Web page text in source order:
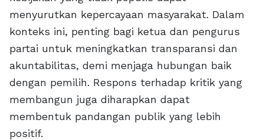
menyurutkan kepercayaan masyarakat. Dalam
konteks ini, penting bagi ketua dan pengurus
partai untuk meningkatkan transparansi dan
akuntabilitas, demi menjaga hubungan baik
dengan pemilih. Respons terhadap kritik yang
membangun juga diharapkan dapat
membentuk pandangan publik yang lebih
positif.